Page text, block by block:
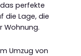
perfekte
die Lage, die
Wohnung.
Umzug von